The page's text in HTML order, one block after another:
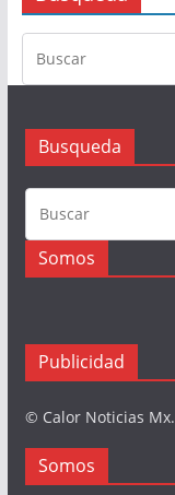
Busqueda
Somos
Publicidad
© Calor Noticias Mx.
Somos